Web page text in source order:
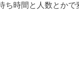
ち時間と人数とかで